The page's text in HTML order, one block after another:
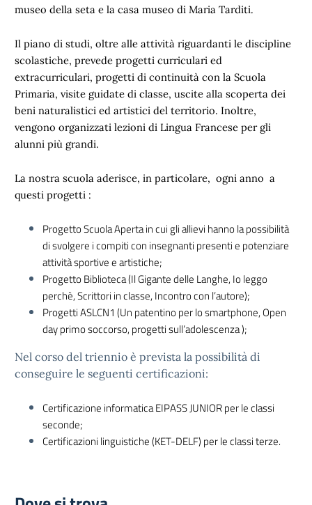
museo della seta e la casa museo di Maria Tarditi.
Il piano di studi, oltre alle attività riguardanti le discipline
scolastiche, prevede progetti curriculari ed
extracurriculari, progetti di continuità con la Scuola
Primaria, visite guidate di classe, uscite alla scoperta dei
beni naturalistici ed artistici del territorio. Inoltre,
vengono organizzati lezioni di Lingua Francese per gli
alunni più grandi.
La nostra scuola aderisce, in particolare, ogni anno a
questi progetti :
Progetto Scuola Aperta in cui gli allievi hanno la possibilità
di svolgere i compiti con insegnanti presenti e potenziare
attività sportive e artistiche;
Progetto Biblioteca (Il Gigante delle Langhe, Io leggo
perchè, Scrittori in classe, Incontro con l’autore);
Progetti ASLCN1 (Un patentino per lo smartphone, Open
day primo soccorso, progetti sull’adolescenza );
Nel corso del triennio è prevista la possibilità di
conseguire le seguenti certificazioni:
Certificazione informatica EIPASS JUNIOR per le classi
seconde;
Certificazioni linguistiche (KET-DELF) per le classi terze.